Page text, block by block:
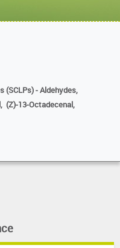
(SCLPs) - Aldehydes,
(Z)-13-Octadecenal,